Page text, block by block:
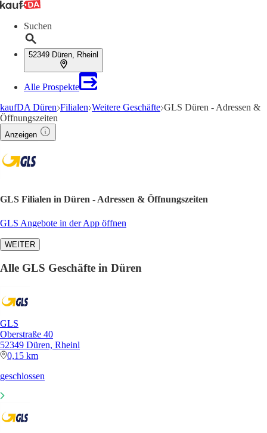
Suchen
52349 Düren, Rheinl
Alle Prospekte
kaufDA Düren Filialen Weitere Geschäfte GLS Düren - Adressen &
Öffnungszeiten
Anzeigen
GLS Filialen in Düren - Adressen & Öffnungszeiten
GLS Angebote in der App öffnen
WEITER
Alle GLS Geschäfte in Düren
GLS
Oberstraße 40
52349 Düren, Rheinl
0,15 km
geschlossen